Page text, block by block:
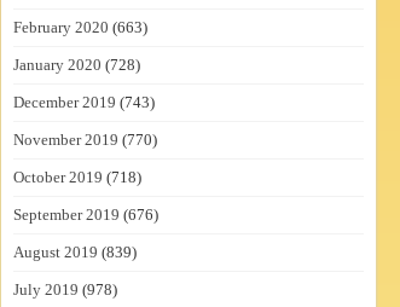
February 2020 (663)
January 2020 (728)
December 2019 (743)
November 2019 (770)
October 2019 (718)
September 2019 (676)
August 2019 (839)
July 2019 (978)